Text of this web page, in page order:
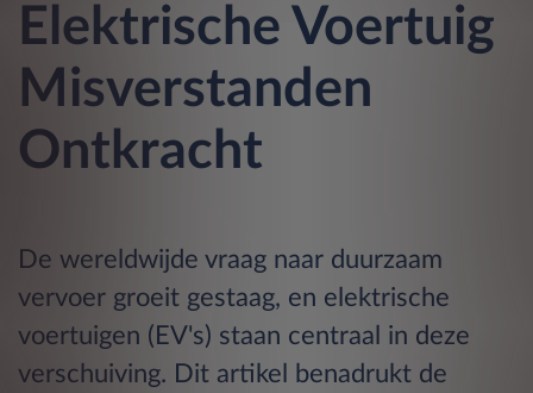
Elektrische Voertuig
Misverstanden
Ontkracht
De wereldwijde vraag naar duurzaam
vervoer groeit gestaag, en elektrische
voertuigen (EV's) staan centraal in deze
verschuiving. Dit artikel benadrukt de